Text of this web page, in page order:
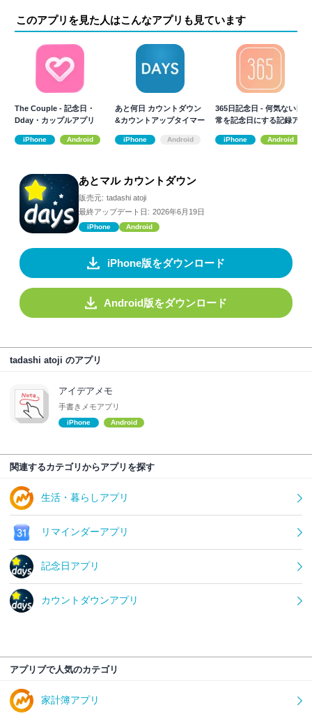
このアプリを見た人はこんなアプリも見ています
The Couple - 記念日・
Dday・カップルアプリ
iPhone Android
あと何日 カウントダウン
&カウントアップタイマー
iPhone Android
365日記念日 - 何気ない日
常を記念日にする記録ア
iPhone Android
あとマル カウントダウン
販売元: tadashi atoji
最終アップデート日: 2026年6月19日
iPhone Android
iPhone版をダウンロード
Android版をダウンロード
tadashi atoji のアプリ
アイデアメモ
手書きメモアプリ
iPhone Android
関連するカテゴリからアプリを探す
生活・暮らしアプリ
リマインダーアプリ
記念日アプリ
カウントダウンアプリ
アプリブで人気のカテゴリ
家計簿アプリ